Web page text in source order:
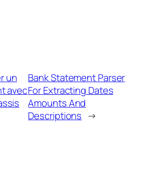
un
avec
Bank Statement Parser
For Extracting Dates
Amounts And
Descriptions →